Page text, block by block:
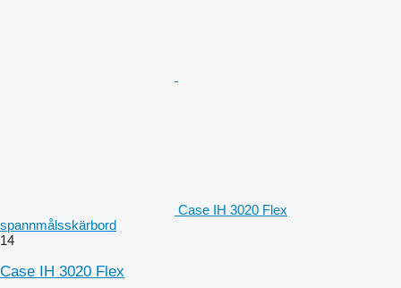
Case IH 3020 Flex
spannmålsskärbord
14
Case IH 3020 Flex